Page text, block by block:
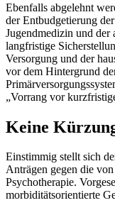
Ebenfalls abgelehnt
der Entbudgetierung
Jugendmedizin und der
langfristige
Versorgung und der
vor dem Hintergrund
„Vorrang vor
Keine
Einstimmig stellt sich
Anträgen gegen die
Psychotherapie.
morbiditätsorientierte